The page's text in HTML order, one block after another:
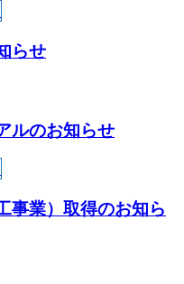
らせ
ルのお知らせ
事業）取得のお知ら